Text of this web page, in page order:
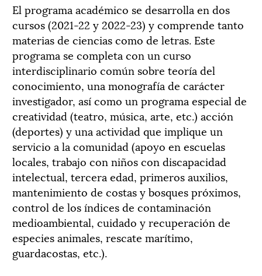
El programa académico se desarrolla en dos
cursos (2021-22 y 2022-23) y comprende tanto
materias de ciencias como de letras. Este
programa se completa con un curso
interdisciplinario común sobre teoría del
conocimiento, una monografía de carácter
investigador, así como un programa especial de
creatividad (teatro, música, arte, etc.) acción
(deportes) y una actividad que implique un
servicio a la comunidad (apoyo en escuelas
locales, trabajo con niños con discapacidad
intelectual, tercera edad, primeros auxilios,
mantenimiento de costas y bosques próximos,
control de los índices de contaminación
medioambiental, cuidado y recuperación de
especies animales, rescate marítimo,
guardacostas, etc.).